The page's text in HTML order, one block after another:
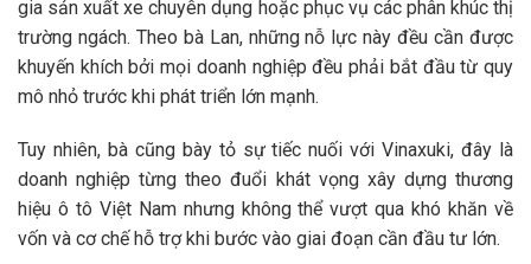
gia sản xuất xe chuyên dụng hoặc phục vụ các phân khúc thị
trường ngách. Theo bà Lan, những nỗ lực này đều cần được
khuyến khích bởi mọi doanh nghiệp đều phải bắt đầu từ quy
mô nhỏ trước khi phát triển lớn mạnh.
Tuy nhiên, bà cũng bày tỏ sự tiếc nuối với Vinaxuki, đây là
doanh nghiệp từng theo đuổi khát vọng xây dựng thương
hiệu ô tô Việt Nam nhưng không thể vượt qua khó khăn về
vốn và cơ chế hỗ trợ khi bước vào giai đoạn cần đầu tư lớn.